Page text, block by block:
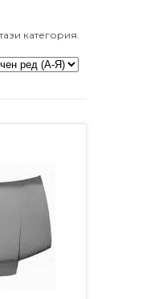
категория.